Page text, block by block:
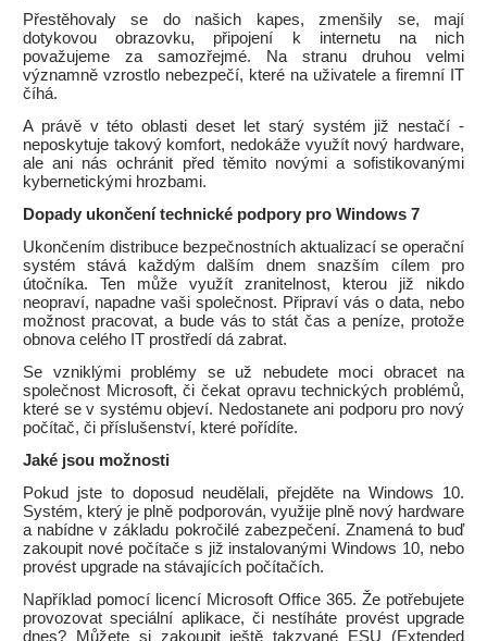
Přestěhovaly se do našich kapes, zmenšily se, mají
dotykovou obrazovku, připojení k internetu na nich
považujeme za samozřejmé. Na stranu druhou velmi
významně vzrostlo nebezpečí, které na uživatele a firemní IT
číhá.
A právě v této oblasti deset let starý systém již nestačí -
neposkytuje takový komfort, nedokáže využít nový hardware,
ale ani nás ochránit před těmito novými a sofistikovanými
kybernetickými hrozbami.
Dopady ukončení technické podpory pro Windows 7
Ukončením distribuce bezpečnostních aktualizací se operační
systém stává každým dalším dnem snazším cílem pro
útočníka. Ten může využít zranitelnost, kterou již nikdo
neopraví, napadne vaši společnost. Připraví vás o data, nebo
možnost pracovat, a bude vás to stát čas a peníze, protože
obnova celého IT prostředí dá zabrat.
Se vzniklými problémy se už nebudete moci obracet na
společnost Microsoft, či čekat opravu technických problémů,
které se v systému objeví. Nedostanete ani podporu pro nový
počítač, či příslušenství, které pořídíte.
Jaké jsou možnosti
Pokud jste to doposud neudělali, přejděte na Windows 10.
Systém, který je plně podporován, využije plně nový hardware
a nabídne v základu pokročilé zabezpečení. Znamená to buď
zakoupit nové počítače s již instalovanými Windows 10, nebo
provést upgrade na stávajících počítačích.
Například pomocí licencí Microsoft Office 365. Že potřebujete
provozovat speciální aplikace, či nestíháte provést upgrade
dnes? Můžete si zakoupit ještě takzvané ESU (Extended